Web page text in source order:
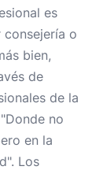
es
consejería o
bien,
de
de la
no
en la
Los